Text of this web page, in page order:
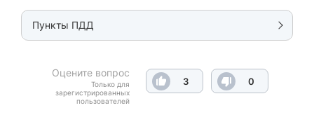
Пункты ПДД
Оцените вопрос
Только для
зарегистрированных
пользователей
3 0